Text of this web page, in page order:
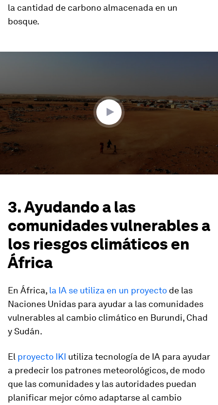
la cantidad de carbono almacenada en un
bosque.
59
seconds
3. Ayudando a las
comunidades vulnerables a
los riesgos climáticos en
África
En África, la IA se utiliza en un proyecto de las
Naciones Unidas para ayudar a las comunidades
vulnerables al cambio climático en Burundi, Chad
y Sudán.
El proyecto IKI utiliza tecnología de IA para ayudar
a predecir los patrones meteorológicos, de modo
que las comunidades y las autoridades puedan
planificar mejor cómo adaptarse al cambio